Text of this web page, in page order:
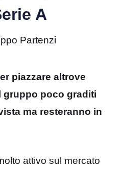
A
Partenzi
piazzare altrove
gruppo poco graditi
ma resteranno in
attivo sul mercato